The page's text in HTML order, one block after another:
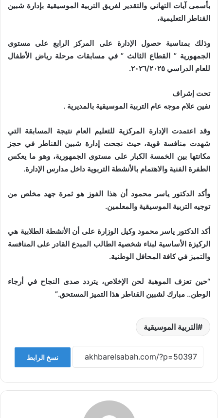
بأسمى آيات التهاني والتقدير لفريق التربية الموسيقية بإدارة شبين
القناطر التعليمية،
وذلك بمناسبة حصول الإدارة على المركز الرابع على مستوى
الجمهورية ” القطاع الثالث ” في مسابقات مرحلة رياض الأطفال
للعام الدراسي ٢٠٢٦/٢٠٢٥.
تحت إشراف
نفين علام موجه عام التربية الموسيقية بالمديرية .
وقد اعتمدت الإدارة المركزية للتعليم العام نتيجة المسابقة التي
شهدت منافسة قوية، حيث نجحت إدارة شبين القناطر في حجز
مكانتها بين الخمسة الكبار على مستوى الجمهورية، وهو ما يعكس
الطفرة الفنية والاهتمام بالأنشطة التربوية داخل مدارس الإدارة.
وأكد الدكتور ياسر محمود أن هذا الفوز هو ثمرة جهد مخلص من
توجيه التربية الموسيقية والمعلمين.
أكد الدكتور ياسر محمود وكيل الوزارة على أن الأنشطة الطلابية هي
الركيزة الأساسية لبناء شخصية الطالب المبدع القادر على المنافسة
والتميز في كافة المحافل الوطنية.
“حين تعزف الموهبة لحن الإخلاص، يتردد صدى النجاح في أرجاء
الوطن.. مبارك لشبين القناطر هذا التميز المستحق.”
التربية الموسيقية
نسخ الرابط